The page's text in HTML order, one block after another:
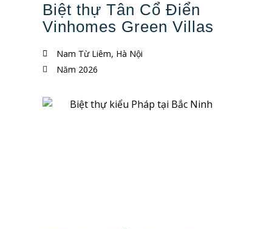
Biệt thự Tân Cổ Điển
Vinhomes Green Villas
Nam Từ Liêm, Hà Nội
Năm 2026